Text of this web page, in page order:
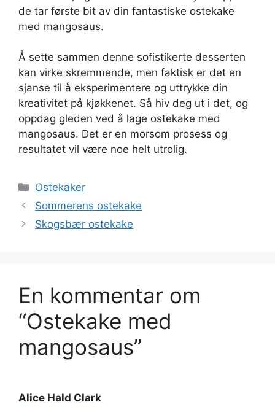
de tar første bit av din fantastiske ostekake
med mangosaus.
Å sette sammen denne sofistikerte desserten
kan virke skremmende, men faktisk er det en
sjanse til å eksperimentere og uttrykke din
kreativitet på kjøkkenet. Så hiv deg ut i det, og
oppdag gleden ved å lage ostekake med
mangosaus. Det er en morsom prosess og
resultatet vil være noe helt utrolig.
Kategorier
Ostekaker
Sommerens ostekake
Skogsbær ostekake
En kommentar om
“Ostekake med
mangosaus”
Alice Hald Clark